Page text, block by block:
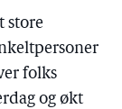
store
folks
og økt